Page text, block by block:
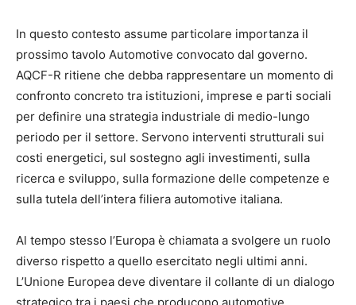
In questo contesto assume particolare importanza il
prossimo tavolo Automotive convocato dal governo.
AQCF-R ritiene che debba rappresentare un momento di
confronto concreto tra istituzioni, imprese e parti sociali
per definire una strategia industriale di medio-lungo
periodo per il settore. Servono interventi strutturali sui
costi energetici, sul sostegno agli investimenti, sulla
ricerca e sviluppo, sulla formazione delle competenze e
sulla tutela dell’intera filiera automotive italiana.
Al tempo stesso l’Europa è chiamata a svolgere un ruolo
diverso rispetto a quello esercitato negli ultimi anni.
L’Unione Europea deve diventare il collante di un dialogo